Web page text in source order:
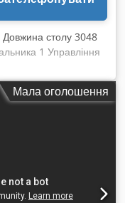
Довжина столу 3048
1 Управління
переміщення 200 м/
9450 x 2240 x
з автоматичним
залишкового
Мала оголошення